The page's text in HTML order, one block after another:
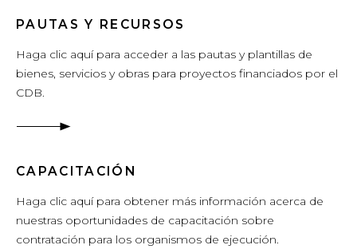
PAUTAS Y RECURSOS
Haga clic aquí para acceder a las pautas y plantillas de
bienes, servicios y obras para proyectos financiados por el
CDB.
CAPACITACIÓN
Haga clic aquí para obtener más información acerca de
nuestras oportunidades de capacitación sobre
contratación para los organismos de ejecución.